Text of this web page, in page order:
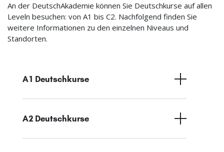
An der DeutschAkademie können Sie Deutschkurse auf allen
Leveln besuchen: von A1 bis C2. Nachfolgend finden Sie
weitere Informationen zu den einzelnen Niveaus und
Standorten.
A1 Deutschkurse
A2 Deutschkurse